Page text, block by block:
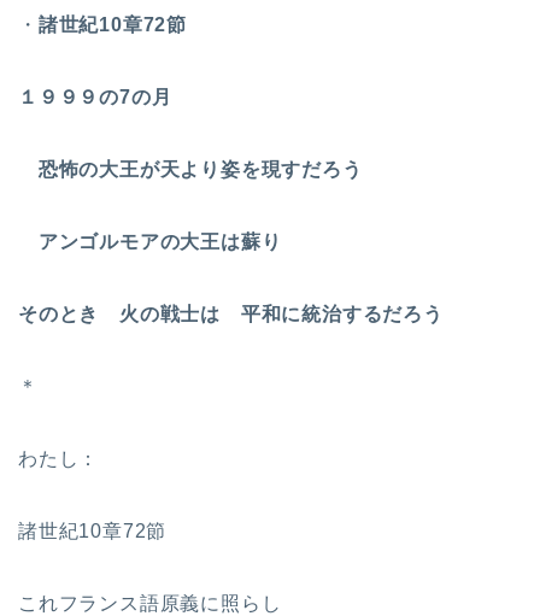
・ 諸世紀10章72節
１９９９の7の月
恐怖の大王が天より姿を現すだろう
アンゴルモアの大王は蘇り
そのとき 火の戦士は 平和に統治するだろう
＊
わたし：
諸世紀10章72節
これフランス語原義に照らし